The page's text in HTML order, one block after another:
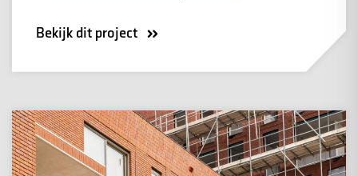
Bekijk dit project